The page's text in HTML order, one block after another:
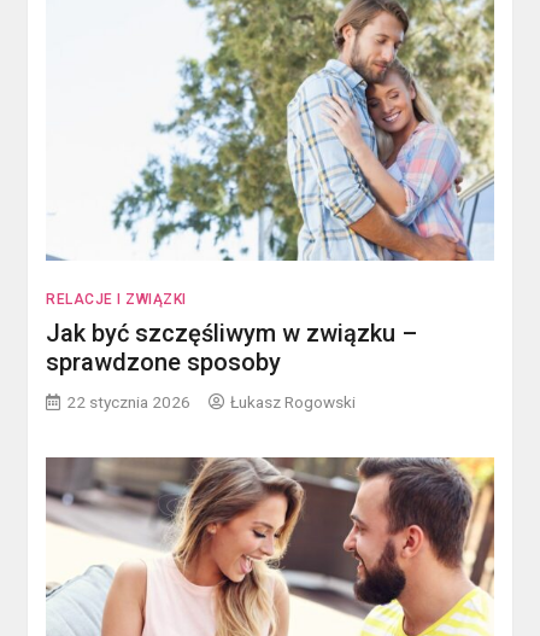
RELACJE I ZWIĄZKI
Jak być szczęśliwym w związku –
sprawdzone sposoby
22 stycznia 2026 Łukasz Rogowski